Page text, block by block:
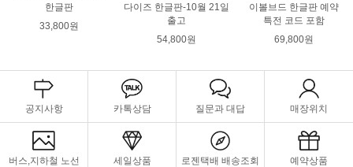
한글판
33,800원
다이즈 한글판-10월 21일
출고
54,800원
이볼브드 한글판 예약
특전 코드 포함
69,800원
공지사항 카톡상담 질문과 대답 매장위치
버스,지하철 노선 세일상품 로젠택배 배송조회 예약상품